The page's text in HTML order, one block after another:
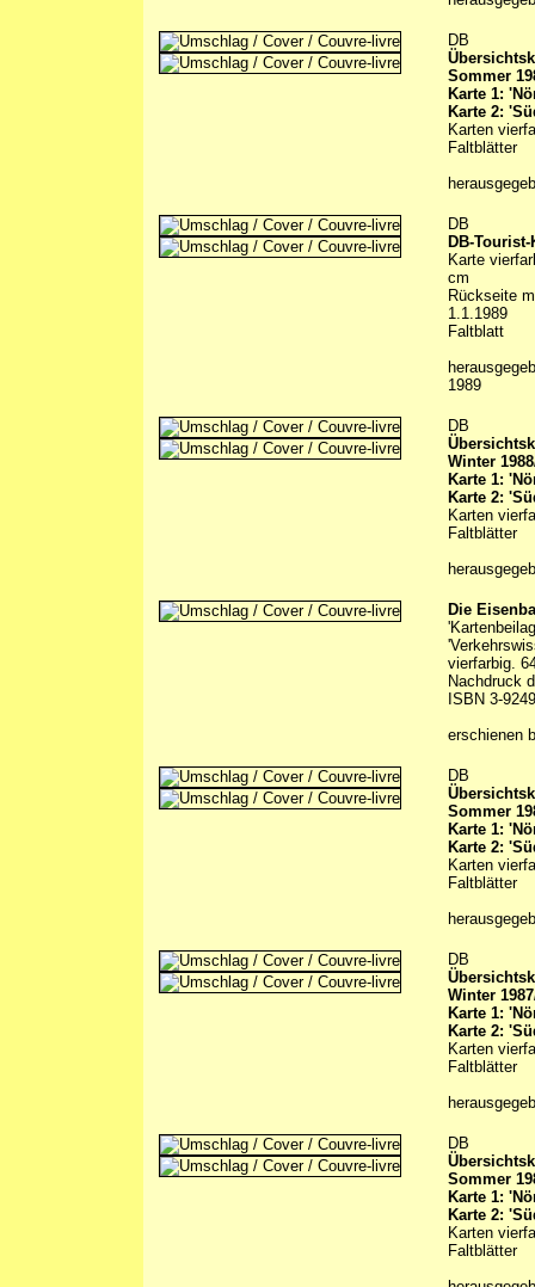
DB
Sommer
Karte 1:
Karte 2:
Karten
Faltblätter
DB
DB-
Karte
cm
Rückseite
1.1.1989
Faltblatt
1989
DB
Winter
Karte 1:
Karte 2:
Karten
Faltblätter
Die
vierfarbig.
Nachdruck
ISBN 3-
erschienen
DB
Sommer
Karte 1:
Karte 2:
Karten
Faltblätter
DB
Winter
Karte 1:
Karte 2:
Karten
Faltblätter
DB
Sommer
Karte 1:
Karte 2:
Karten
Faltblätter